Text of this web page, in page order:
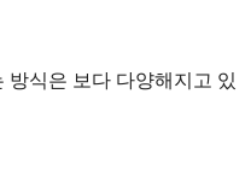
방식은 보다 다양해지고 있